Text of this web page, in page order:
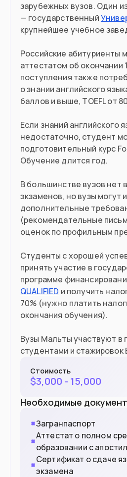
зарубежных вузов. Один
— государственный
крупнейшее учебное
Российские абитуриенты
аттестатом об окончании
поступления также
о знании английского
баллов и выше, TOEFL от
Если знаний английского
недостаточно, студент
подготовительный курс
Обучение длится год.
В большинстве вузов нет
экзаменов, но вузы могут
дополнительные
(рекомендательные
оценок по профильным
Студенты с хорошей
принять участие в
программе
QUALIFIED и получить
70% (нужно платить
окончания обучения).
Вузы Мальты участвуют в
студентами и стажировок
Стоимость
$3,000 - 15,000
Необходимые
Загранпаспорт
Аттестат о полном
образовании с
Сертификат о сдаче
экзамена